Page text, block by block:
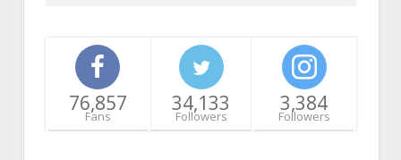
76,857
Fans
34,133
Followers
3,384
Followers